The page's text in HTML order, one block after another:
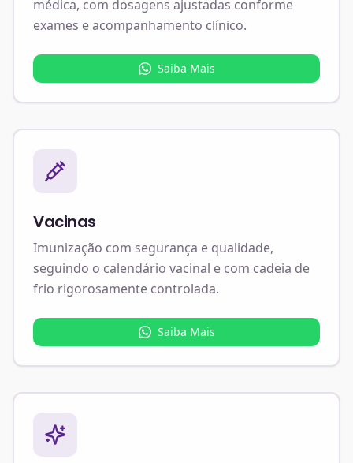
médica, com dosagens ajustadas conforme
exames e acompanhamento clínico.
Saiba Mais
Vacinas
Imunização com segurança e qualidade,
seguindo o calendário vacinal e com cadeia de
frio rigorosamente controlada.
Saiba Mais